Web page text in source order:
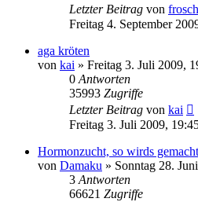
Letzter Beitrag von
Freitag 4. September
aga kröten
von kai » Freitag 3. Juli 2009,
0 Antworten
35993 Zugriffe
Letzter Beitrag von kai
Freitag 3. Juli 2009,
Hormonzucht, so wirds
von Damaku » Sonntag 28.
3 Antworten
66621 Zugriffe